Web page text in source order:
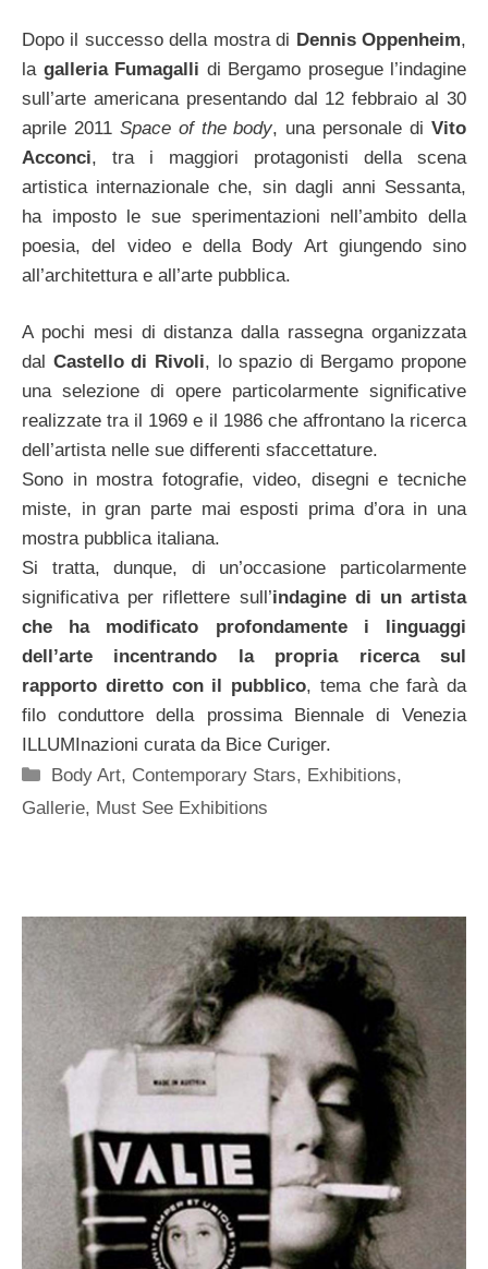
Dopo il successo della mostra di Dennis Oppenheim,
la galleria Fumagalli di Bergamo prosegue l’indagine
sull’arte americana presentando dal 12 febbraio al 30
aprile 2011 Space of the body, una personale diVito
Acconci, tra i maggiori protagonisti della scena
artistica internazionale che, sin dagli anni Sessanta,
ha imposto le sue sperimentazioni nell’ambito della
poesia, del video e della Body Art giungendo sino
all’architettura e all’arte pubblica.
A pochi mesi di distanza dalla rassegna organizzata
dal Castello di Rivoli, lo spazio di Bergamo propone
una selezione di opere particolarmente significative
realizzate tra il 1969 e il 1986 che affrontano la ricerca
dell’artista nelle sue differenti sfaccettature.
Sono in mostra fotografie, video, disegni e tecniche
miste, in gran parte mai esposti prima d’ora in una
mostra pubblica italiana.
Si tratta, dunque, di un’occasione particolarmente
significativa per riflettere sull’indagine di un artista
che ha modificato profondamente i linguaggi
dell’arte incentrando la propria ricerca sul
rapporto diretto con il pubblico, tema che farà da
filo conduttore della prossima Biennale di Venezia
ILLUMInazioni curata da Bice Curiger.
Categorie
Body Art, Contemporary Stars, Exhibitions,
Gallerie, Must See Exhibitions